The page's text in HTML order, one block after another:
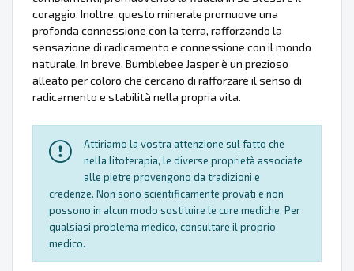
coraggio. Inoltre, questo minerale promuove una
profonda connessione con la terra, rafforzando la
sensazione di radicamento e connessione con il mondo
naturale. In breve, Bumblebee Jasper è un prezioso
alleato per coloro che cercano di rafforzare il senso di
radicamento e stabilità nella propria vita.
Attiriamo la vostra attenzione sul fatto che
nella litoterapia, le diverse proprietà associate
alle pietre provengono da tradizioni e
credenze. Non sono scientificamente provati e non
possono in alcun modo sostituire le cure mediche. Per
qualsiasi problema medico, consultare il proprio
medico.